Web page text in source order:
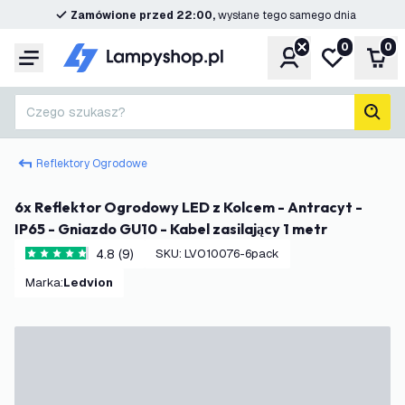
Zamówione przed 22:00,wysłane tego samego dnia
Menu KontoMoja lista
0 0
Czego szukasz?
Reflektory Ogrodowe
6x Reflektor Ogrodowy LED z Kolcem - Antracyt -
IP65 - Gniazdo GU10 - Kabel zasilający 1 metr
4.8 Gwiazdki oceny
4.8 (9) SKU: LVO10076-6pack
Marka: Ledvion